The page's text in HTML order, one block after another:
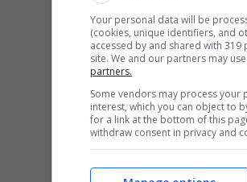
Your personal data will be
(cookies, unique identifiers, and
accessed by and shared with
site. We and our partners may
partners.
Some vendors may process
interest, which you can object to
for a link at the bottom of this
withdraw consent in privacy and